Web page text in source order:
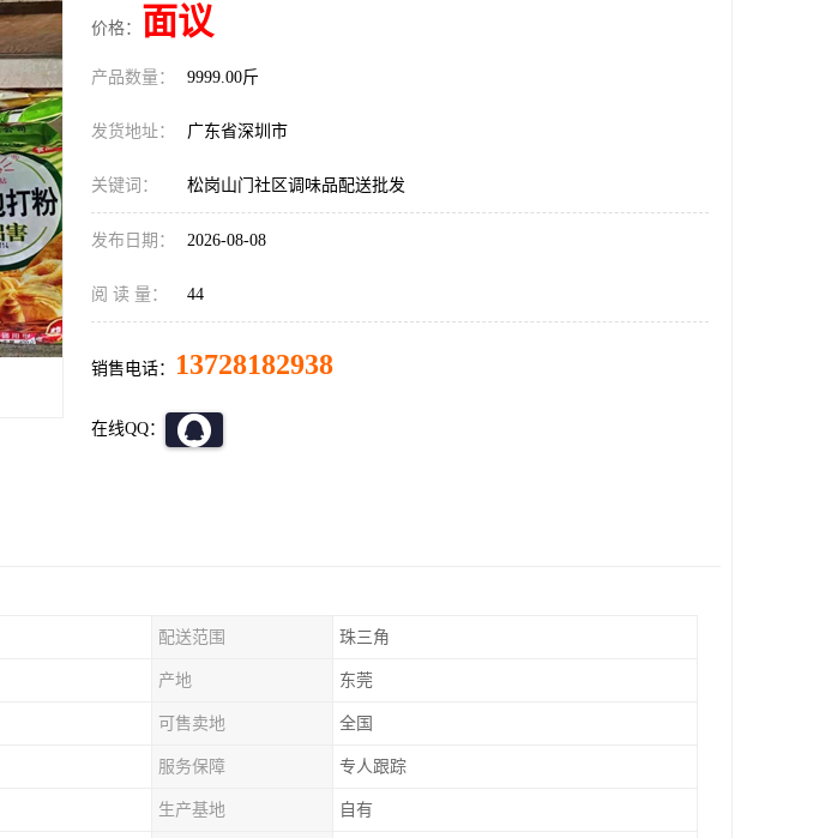
价格： 面议
产品数量： 9999.00斤
发货地址： 广东省深圳市
关键词： 松岗山门社区调味品配送批发
发布日期： 2026-08-08
阅 读 量： 44
销售电话： 13728182938
在线QQ：
配送范围 珠三角
产地 东莞
可售卖地 全国
服务保障 专人跟踪
生产基地 自有